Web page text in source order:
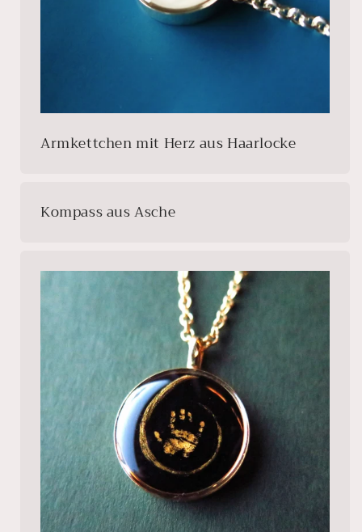
Armkettchen mit Herz aus Haarlocke
Kompass aus Asche